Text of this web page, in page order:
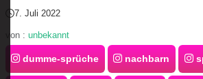
7. Juli 2022
von : unbekannt
dumme-sprüche nachbarn